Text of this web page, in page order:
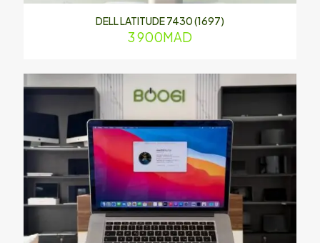
DELL LATITUDE 7430 (1697)
3 900MAD